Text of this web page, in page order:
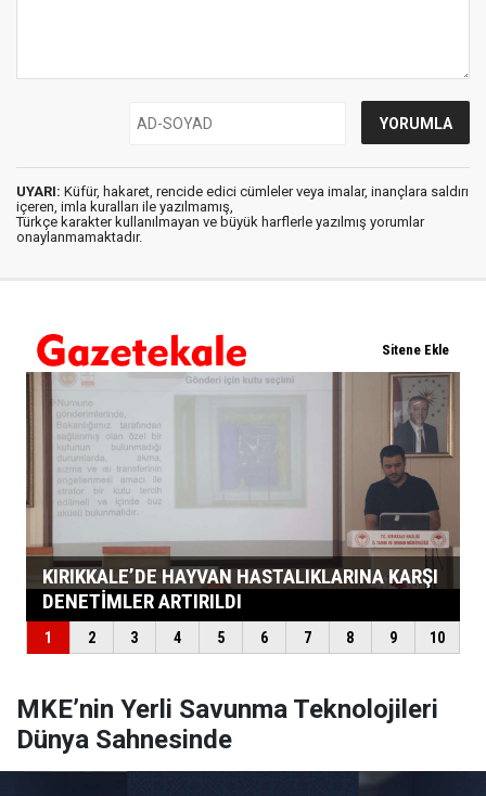
UYARI: Küfür, hakaret, rencide edici cümleler veya imalar, inançlara saldırı
içeren, imla kuralları ile yazılmamış,
Türkçe karakter kullanılmayan ve büyük harflerle yazılmış yorumlar
onaylanmamaktadır.
MKE’nin Yerli Savunma Teknolojileri
Dünya Sahnesinde